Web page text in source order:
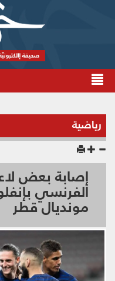
رياضية
إصابة بعض
الفرنسي
مونديال قطر